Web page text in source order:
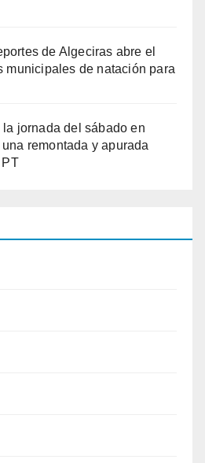
de Algeciras abre el
municipales de natación para
jornada del sábado en
remontada y apurada